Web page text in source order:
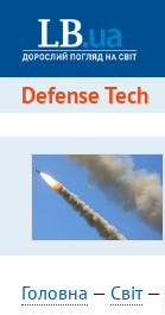
Defense Tech
Головна — Світ—